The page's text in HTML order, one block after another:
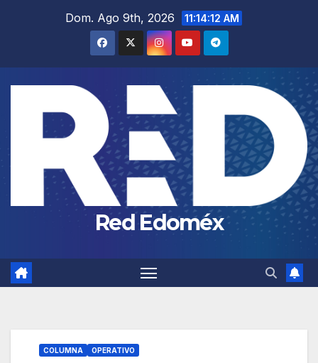
Dom. Ago 9th, 2026 11:14:12 AM
Red Edoméx
COLUMNA OPERATIVO